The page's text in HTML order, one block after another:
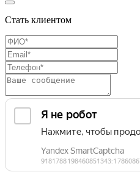
Стать клиентом